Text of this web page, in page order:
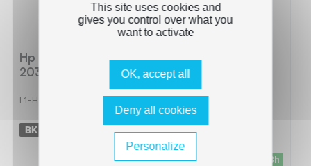
Hp 203A - Toner compatible avec CF540A,
203A - Black
L1-HT203B_
1400 pages
En stock - Livraison sous 24/48h
This site uses cookies and
gives you control over what you
want to activate
OK, accept all
Deny all cookies
Personalize